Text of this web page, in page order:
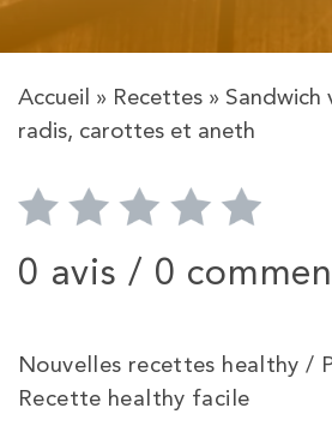
Accueil » Recettes » Sandwich
radis, carottes et aneth
0 avis / 0
Nouvelles recettes healthy /
Recette healthy facile